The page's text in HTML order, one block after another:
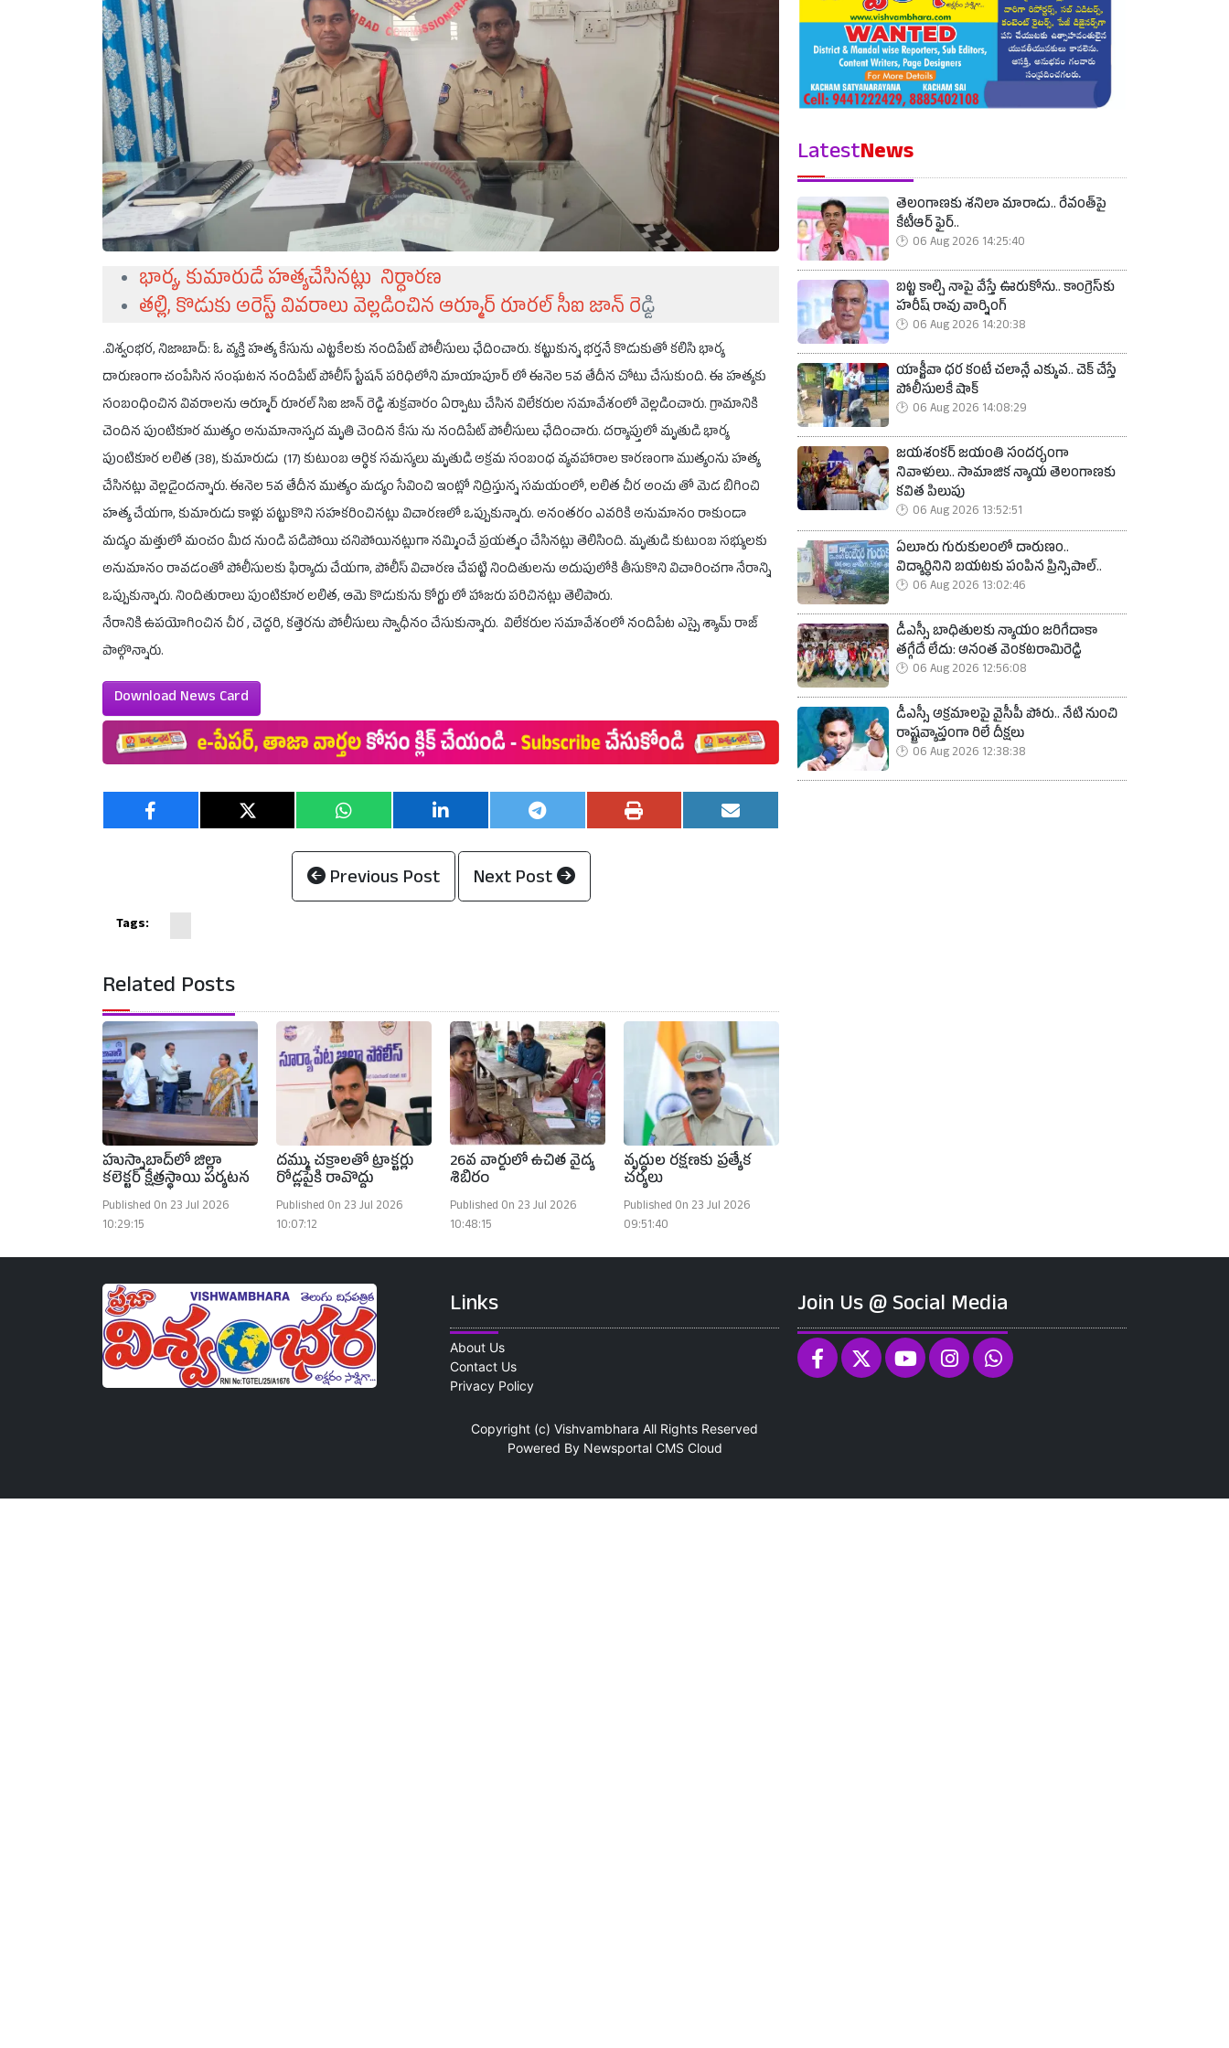
భార్య, కుమారుడే హత్యచేసినట్లు నిర్ధారణ
తల్లి, కొడుకు అరెస్ట్ వివరాలు వెల్లడించిన ఆర్మూర్ రూరల్ సీఐ జాన్ రెడ్డి
.విశ్వంభర, నిజాబాద్: ఓ వ్యక్తి హత్య కేసును ఎట్టకేలకు నందిపేట్ పోలీసులు ఛేదించారు. కట్టుకున్న భర్తనే కొడుకుతో కలిసి భార్య
దారుణంగా చంపేసిన సంఘటన నందిపేట్ పోలీస్ స్టేషన్ పరిధిలోని మాయాపూర్ లో ఈనెల 5వ తేదీన చోటు చేసుకుంది. ఈ హత్యకు
సంబంధించిన వివరాలను ఆర్మూర్ రూరల్ సిఐ జాన్ రెడ్డి శుక్రవారం ఏర్పాటు చేసిన విలేకరుల సమావేశంలో వెల్లడించారు. గ్రామానికి
చెందిన పుంటికూర ముత్యం అనుమానాస్పద మృతి చెందిన కేసు ను నందిపేట్ పోలీసులు ఛేదించారు. దర్యాప్తులో మృతుడి భార్య
పుంటికూర లలిత (38), కుమారుడు (17) కుటుంబ ఆర్థిక సమస్యలు మృతుడి అక్రమ సంబంధ వ్యవహారాల కారణంగా ముత్యంను హత్య
చేసినట్లు వెల్లడైందన్నారు. ఈనెల 5వ తేదీన ముత్యం మద్యం సేవించి ఇంట్లో నిద్రిస్తున్న సమయంలో, లలిత చీర అంచు తో మెడ బిగించి
హత్య చేయగా, కుమారుడు కాళ్లు పట్టుకొని సహకరించినట్లు విచారణలో ఒప్పుకున్నారు. అనంతరం ఎవరికి అనుమానం రాకుండా
మద్యం మత్తులో మంచం మీద నుండి పడిపోయి చనిపోయినట్లుగా నమ్మించే ప్రయత్నం చేసినట్లు తెలిసింది. మృతుడి కుటుంబ సభ్యులకు
అనుమానం రావడంతో పోలీసులకు ఫిర్యాదు చేయగా, పోలీస్ విచారణ చేపట్టి నిందితులను అదుపులోకి తీసుకొని విచారించగా నేరాన్ని
ఒప్పుకున్నారు. నిందితురాలు పుంటికూర లలిత, ఆమె కొడుకును కోర్టు లో హాజరు పరిచినట్లు తెలిపారు.
నేరానికి ఉపయోగించిన చీర , చెద్దరి, కత్తెరను పోలీసులు స్వాధీనం చేసుకున్నారు. విలేకరుల సమావేశంలో నందిపేట ఎస్సై శ్యామ్ రాజ్
పాల్గొన్నారు.
Download News Card
Previous Post Next Post
Tags:
Related Posts
హుస్నాబాద్‌లో జిల్లా
కలెక్టర్ క్షేత్రస్థాయి పర్యటన
Published On 23 Jul 2026
10:29:15
దమ్ము చక్రాలతో ట్రాక్టర్లు
రోడ్లపైకి రావొద్దు
Published On 23 Jul 2026
10:07:12
26వ వార్డులో ఉచిత వైద్య
శిబిరం
Published On 23 Jul 2026
10:48:15
వృద్ధుల రక్షణకు ప్రత్యేక
చర్యలు
Published On 23 Jul 2026
09:51:40
LatestNews
తెలంగాణకు శనిలా మారాడు.. రేవంత్‌పై
కేటీఆర్ ఫైర్..
06 Aug 2026 14:25:40
బట్ట కాల్చి నాపై వేస్తే ఊరుకోను.. కాంగ్రెస్‌కు
హరీష్ రావు వార్నింగ్
06 Aug 2026 14:20:38
యాక్టీవా ధర కంటే చలాన్లే ఎక్కువ.. చెక్ చేస్తే
పోలీసులకే షాక్
06 Aug 2026 14:08:29
జయశంకర్ జయంతి సందర్భంగా
నివాళులు.. సామాజిక న్యాయ తెలంగాణకు
కవిత పిలుపు
06 Aug 2026 13:52:51
ఏలూరు గురుకులంలో దారుణం..
విద్యార్థినిని బయటకు పంపిన ప్రిన్సిపాల్..
06 Aug 2026 13:02:46
డీఎస్సీ బాధితులకు న్యాయం జరిగేదాకా
తగ్గేదే లేదు: అనంత వెంకటరామిరెడ్డి
06 Aug 2026 12:56:08
డీఎస్సీ అక్రమాలపై వైసీపీ పోరు.. నేటి నుంచి
రాష్ట్రవ్యాప్తంగా రిలే దీక్షలు
06 Aug 2026 12:38:38
Links
About Us
Contact Us
Privacy Policy
Join Us @ Social Media
Copyright (c) Vishvambhara All Rights Reserved
Powered By Newsportal CMS Cloud